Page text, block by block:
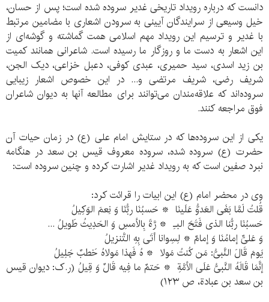
دانست که درباره رویداد تاریخی غدیر سروده شده است؛ پس از حسان،
خیل وسیعی از سرایندگان آیینی به سرودن اشعاری با مضامین مرتبط
با غدیر و ترسیم این رویداد مهم اسلامی همت گماشته و گوشه‌ای از
این اشعار به دست ما و روزگار ما رسیده است. شاعرانی همانند کمیت
بن زید اسدی، سید حمیری، عبدی کوفی، دعبل خزاعی، دیک الجن،
شریف رضی، شریف مرتضی و... در این خصوص اشعار زیبایی
سروده‌اند که علاقه‌مندان می‌توانند برای مطالعه آنها به دیوان شاعران
فوق مراجعه کنند.
یکی از این سروده‌ها که در ستایش امام علی (ع) در زمان حیات آن
حضرت (ع) سروده شده، سروده معروف قیس بن سعد در هنگامه
نبرد صفین است که به رویداد غدیر اشارت کرده و چنین سروده است:
وی در محضر امام (ع) این ابیات را قرائت کرد:
قُلتُ لَمَّا بَغَی العَدوُّ عَلَینَا * حَسبُنَا ربُّنَا وَ نِعمَ الوَکِیلُ
حَسبُنَا ربُّنا الذی فَتَحَ البـِ * رَّةَ بِالأمسِ وَ الحَدِیثُ طَویلُ ...
وَ عَلیٌّ إمامُنَا وَ إمامٌ * لِسِوانا أتَی بِهِ التَّنزیلُ
یَومَ قَالَ النَّبیُّ: مَن کُنتُ مَولا * هُ فَهذا مَولاهُ خَطبٌ جَلِیلُ
إنَّمَا قَالَهُ النَّبیُّ عَلَی الأمَّةِ * حَتمٌ ما فِیه قَالٌ وَ قِیلُ (ر.ک: دیوان قیس
بن سعد بن عبادة، ص ۱۲۳)